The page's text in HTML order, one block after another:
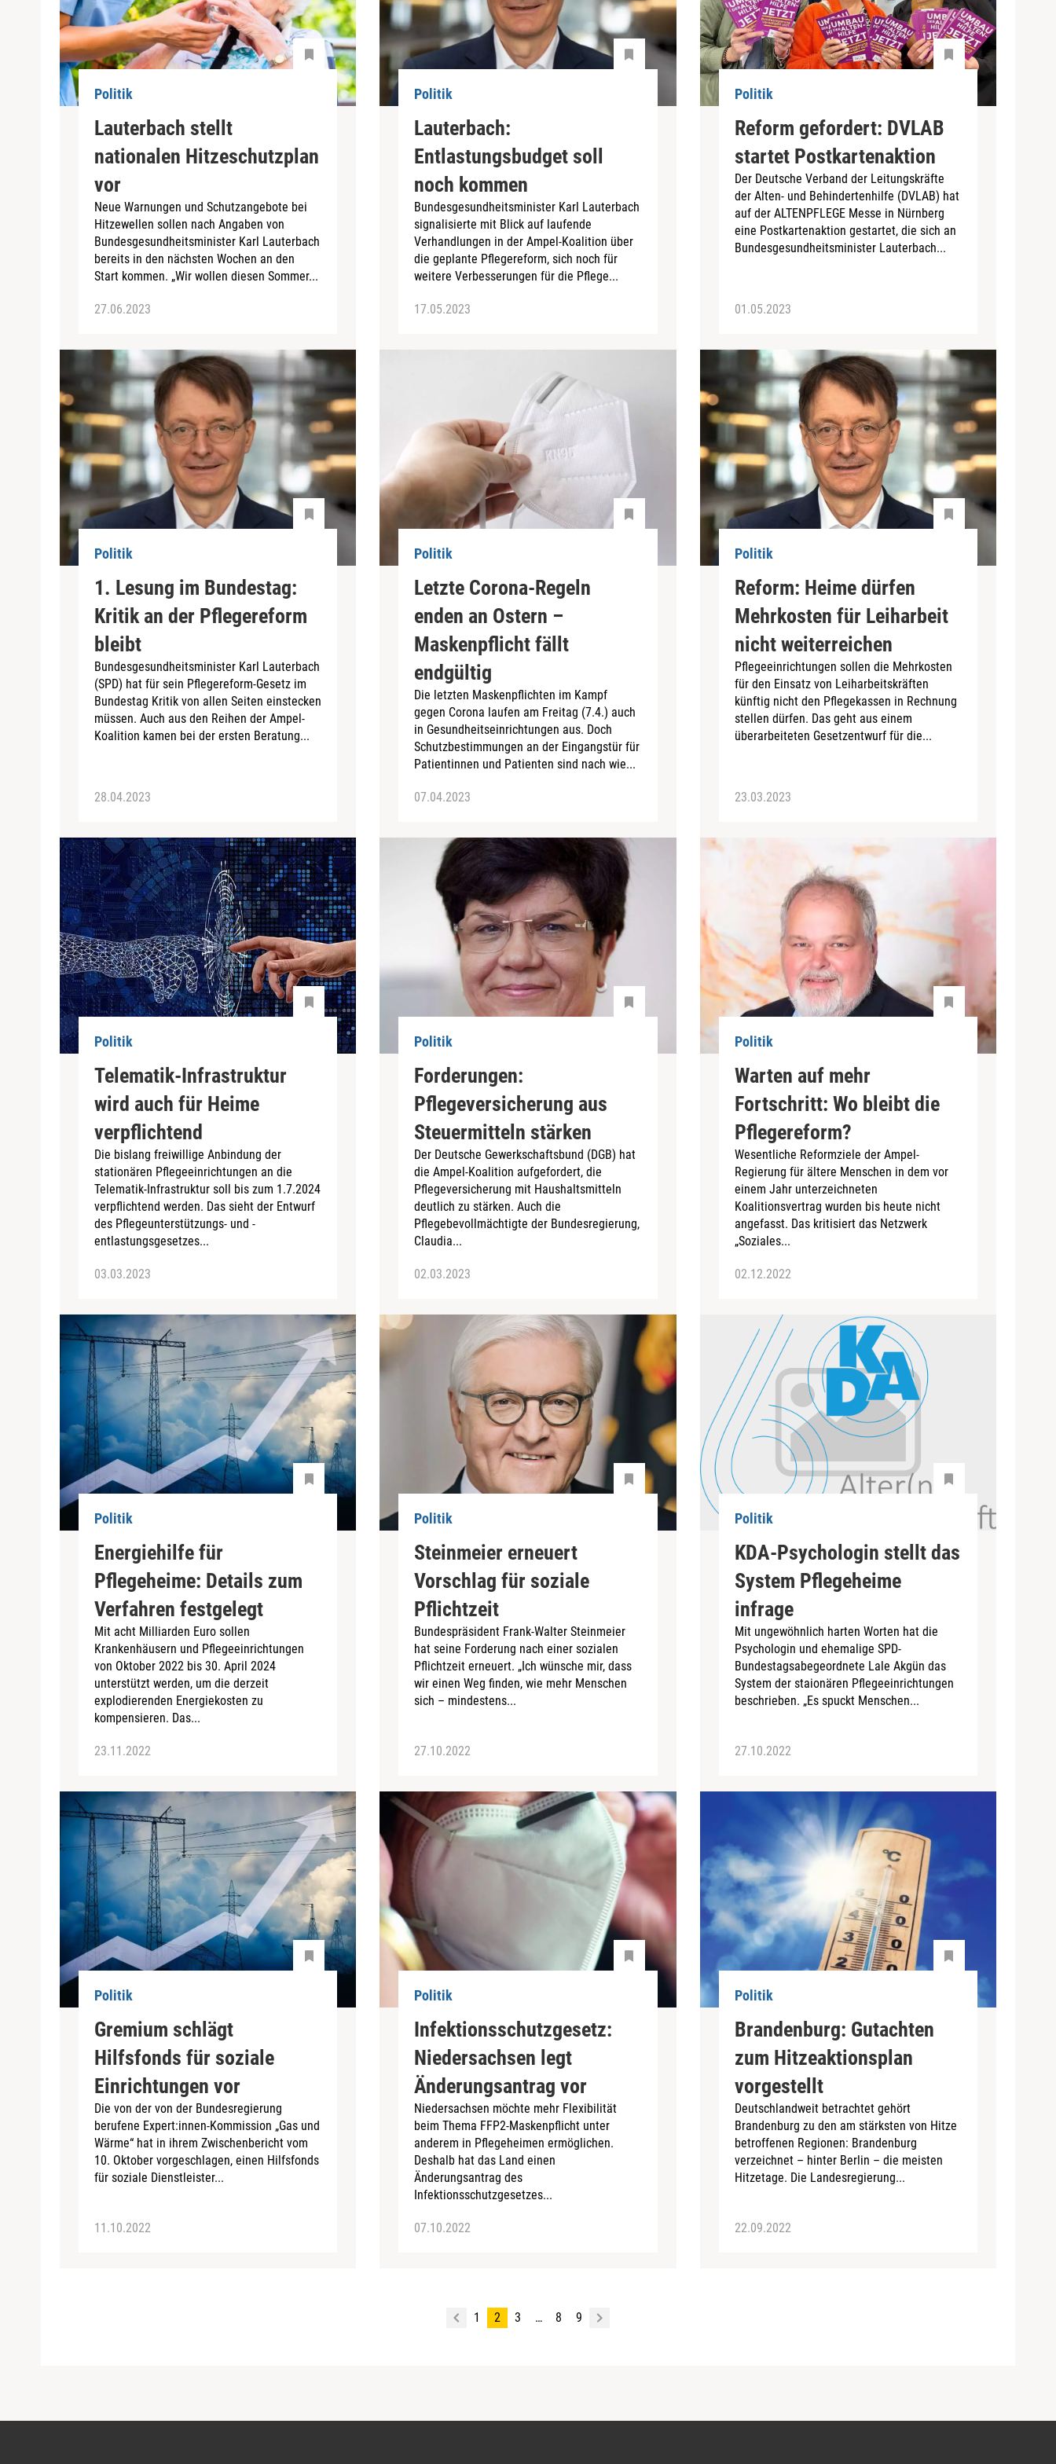
Politik
Lauterbach stellt
nationalen Hitzeschutzplan
vor
Neue Warnungen und Schutzangebote bei
Hitzewellen sollen nach Angaben von
Bundesgesundheitsminister Karl Lauterbach
bereits in den nächsten Wochen an den
Start kommen. „Wir wollen diesen Sommer...
27.06.2023
Politik
Lauterbach:
Entlastungsbudget soll
noch kommen
Bundesgesundheitsminister Karl Lauterbach
signalisierte mit Blick auf laufende
Verhandlungen in der Ampel-Koalition über
die geplante Pflegereform, sich noch für
weitere Verbesserungen für die Pflege...
17.05.2023
Politik
Reform gefordert: DVLAB
startet Postkartenaktion
Der Deutsche Verband der Leitungskräfte
der Alten- und Behindertenhilfe (DVLAB) hat
auf der ALTENPFLEGE Messe in Nürnberg
eine Postkartenaktion gestartet, die sich an
Bundesgesundheitsminister Lauterbach...
01.05.2023
Politik
1. Lesung im Bundestag:
Kritik an der Pflegereform
bleibt
Bundesgesundheitsminister Karl Lauterbach
(SPD) hat für sein Pflegereform-Gesetz im
Bundestag Kritik von allen Seiten einstecken
müssen. Auch aus den Reihen der Ampel-
Koalition kamen bei der ersten Beratung...
28.04.2023
Politik
Letzte Corona-Regeln
enden an Ostern –
Maskenpflicht fällt
endgültig
Die letzten Maskenpflichten im Kampf
gegen Corona laufen am Freitag (7.4.) auch
in Gesundheitseinrichtungen aus. Doch
Schutzbestimmungen an der Eingangstür für
Patientinnen und Patienten sind nach wie...
07.04.2023
Politik
Reform: Heime dürfen
Mehrkosten für Leiharbeit
nicht weiterreichen
Pflegeeinrichtungen sollen die Mehrkosten
für den Einsatz von Leiharbeitskräften
künftig nicht den Pflegekassen in Rechnung
stellen dürfen. Das geht aus einem
überarbeiteten Gesetzentwurf für die...
23.03.2023
Politik
Telematik-Infrastruktur
wird auch für Heime
verpflichtend
Die bislang freiwillige Anbindung der
stationären Pflegeeinrichtungen an die
Telematik-Infrastruktur soll bis zum 1.7.2024
verpflichtend werden. Das sieht der Entwurf
des Pflegeunterstützungs- und -
entlastungsgesetzes...
03.03.2023
Politik
Forderungen:
Pflegeversicherung aus
Steuermitteln stärken
Der Deutsche Gewerkschaftsbund (DGB) hat
die Ampel-Koalition aufgefordert, die
Pflegeversicherung mit Haushaltsmitteln
deutlich zu stärken. Auch die
Pflegebevollmächtigte der Bundesregierung,
Claudia...
02.03.2023
Politik
Warten auf mehr
Fortschritt: Wo bleibt die
Pflegereform?
Wesentliche Reformziele der Ampel-
Regierung für ältere Menschen in dem vor
einem Jahr unterzeichneten
Koalitionsvertrag wurden bis heute nicht
angefasst. Das kritisiert das Netzwerk
„Soziales...
02.12.2022
Politik
Energiehilfe für
Pflegeheime: Details zum
Verfahren festgelegt
Mit acht Milliarden Euro sollen
Krankenhäusern und Pflegeeinrichtungen
von Oktober 2022 bis 30. April 2024
unterstützt werden, um die derzeit
explodierenden Energiekosten zu
kompensieren. Das...
23.11.2022
Politik
Steinmeier erneuert
Vorschlag für soziale
Pflichtzeit
Bundespräsident Frank-Walter Steinmeier
hat seine Forderung nach einer sozialen
Pflichtzeit erneuert. „Ich wünsche mir, dass
wir einen Weg finden, wie mehr Menschen
sich – mindestens...
27.10.2022
Politik
KDA-Psychologin stellt das
System Pflegeheime
infrage
Mit ungewöhnlich harten Worten hat die
Psychologin und ehemalige SPD-
Bundestagsabegeordnete Lale Akgün das
System der staionären Pflegeeinrichtungen
beschrieben. „Es spuckt Menschen...
27.10.2022
Politik
Gremium schlägt
Hilfsfonds für soziale
Einrichtungen vor
Die von der von der Bundesregierung
berufene Expert:innen-Kommission „Gas und
Wärme“ hat in ihrem Zwischenbericht vom
10. Oktober vorgeschlagen, einen Hilfsfonds
für soziale Dienstleister...
11.10.2022
Politik
Infektionsschutzgesetz:
Niedersachsen legt
Änderungsantrag vor
Niedersachsen möchte mehr Flexibilität
beim Thema FFP2-Maskenpflicht unter
anderem in Pflegeheimen ermöglichen.
Deshalb hat das Land einen
Änderungsantrag des
Infektionsschutzgesetzes...
07.10.2022
Politik
Brandenburg: Gutachten
zum Hitzeaktionsplan
vorgestellt
Deutschlandweit betrachtet gehört
Brandenburg zu den am stärksten von Hitze
betroffenen Regionen: Brandenburg
verzeichnet – hinter Berlin – die meisten
Hitzetage. Die Landesregierung...
22.09.2022
1 2 3 … 8 9